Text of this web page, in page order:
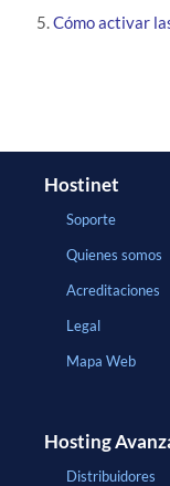
Cómo activar
Hostinet
Soporte
Quienes somos
Acreditaciones
Legal
Mapa Web
Hosting
Distribuidores